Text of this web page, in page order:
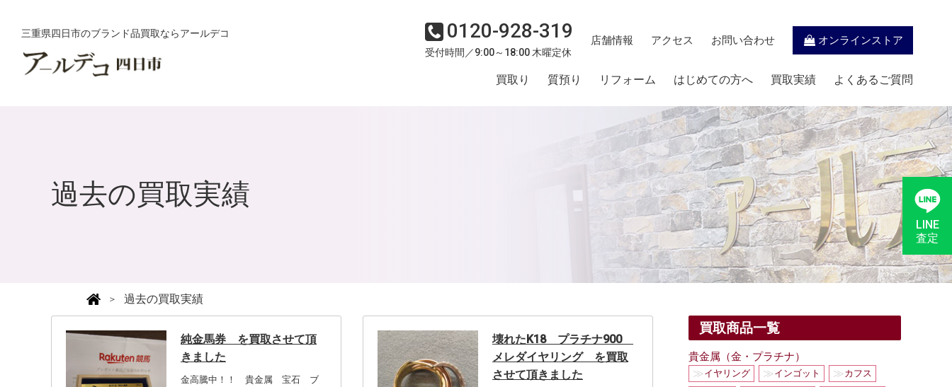
三重県四日市のブランド品買取ならアールデコ 0120-928-319
受付時間／9:00～18:00 木曜定休
店舗情報 アクセス お問い合わせ オンラインストア
買取り 質預り リフォーム はじめての方へ 買取実績 よくあるご質問
LINE
査定
過去の買取実績
過去の買取実績
純金馬券 を買取させて頂
きました
金高騰中！！ 貴金属 宝石 ブ
壊れたK18 プラチナ900
メレダイヤリング を買取
させて頂きました
買取商品一覧
貴金属（金・プラチナ）
≫イヤリング ≫インゴット ≫カフス